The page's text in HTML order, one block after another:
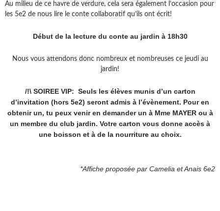
Au milieu de ce havre de verdure, cela sera également l’occasion pour
les 5e2 de nous lire le conte collaboratif qu’ils ont écrit!
Début de la lecture du conte au jardin à 18h30
Nous vous attendons donc nombreux et nombreuses ce jeudi au
jardin!
/!\ SOIREE VIP: Seuls les élèves munis d’un carton
d’invitation (hors 5e2) seront admis à l’évènement. Pour en
obtenir un, tu peux venir en demander un à Mme MAYER ou à
un membre du club jardin. Votre carton vous donne accès à
une boisson et à de la nourriture au choix.
*Affiche proposée par Camelia et Anais 6e2